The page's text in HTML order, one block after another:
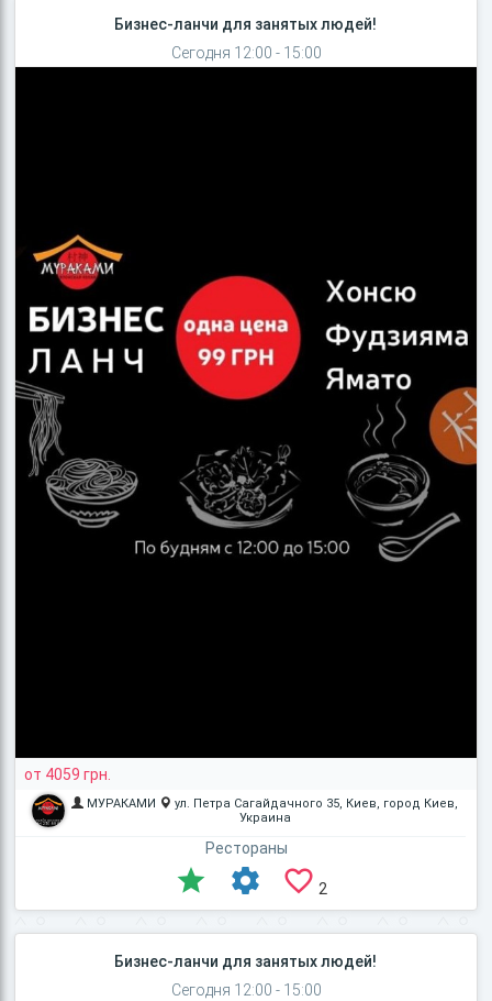
Бизнес-ланчи для занятых людей!
Сегодня 12:00 - 15:00
от 4059 грн.
МУРАКАМИ
ул. Петра Сагайдачного 35, Киев, город Киев,
Украина
Рестораны
2
Бизнес-ланчи для занятых людей!
Сегодня 12:00 - 15:00